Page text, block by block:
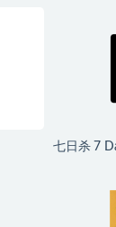
七日杀 7